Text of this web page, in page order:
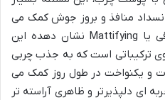
انسداد منافذ و بروز جوش کمک می
کند. در کنار آن، ادعای ضد براقی یا Mattifying نشان دهده این
ترکیباتی است که به جذب چربی
و یکنواخت در طول روز کمک می
ای دلپذیرتر و ظاهری آراسته تر